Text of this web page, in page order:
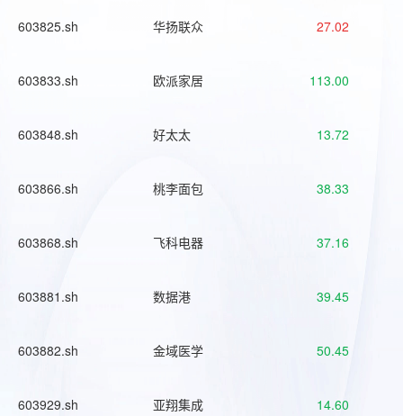
603825.sh 华扬联众 27.02
603833.sh 欧派家居 113.00
603848.sh 好太太 13.72
603866.sh 桃李面包 38.33
603868.sh 飞科电器 37.16
603881.sh 数据港 39.45
603882.sh 金域医学 50.45
603929.sh 亚翔集成 14.60